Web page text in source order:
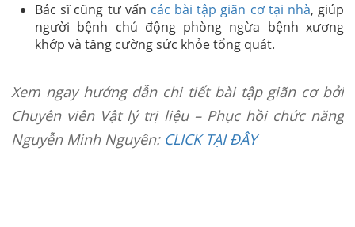
Bác sĩ cũng tư vấn các bài tập giãn cơ tại nhà, giúp
người bệnh chủ động phòng ngừa bệnh xương
khớp và tăng cường sức khỏe tổng quát.
Xem ngay hướng dẫn chi tiết bài tập giãn cơ bởi
Chuyên viên Vật lý trị liệu – Phục hồi chức năng
Nguyễn Minh Nguyên: CLICK TẠI ĐÂY